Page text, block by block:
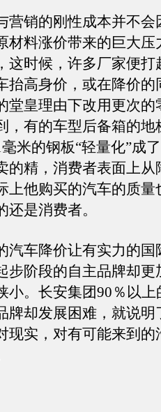
销的刚性成本并不会
材料涨价带来的巨大压
这时候，许多厂家便打
抬高身价，或在降价的
堂皇理由下改用更次的
，有的车型后备箱的地
米的钢板“轻量化”成
的精，消费者表面上从
上他购买的汽车的质量
是消费者。
车降价让有实力的国
步阶段的自主品牌却更
小。长安集团90％以
牌却发展困难，就说明
现实，对有可能来到的